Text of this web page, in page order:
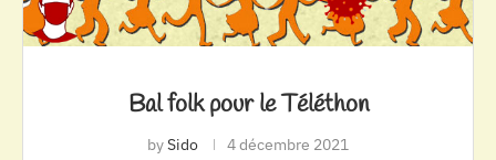
Bal folk pour le Téléthon
bySido 4 décembre 2021